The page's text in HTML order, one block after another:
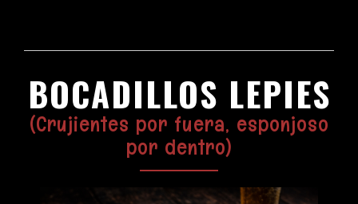
BOCADILLOS LEPIES
(Crujientes por fuera, esponjoso
por dentro)